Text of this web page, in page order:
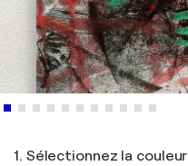
1. Sélectionnez la couleur